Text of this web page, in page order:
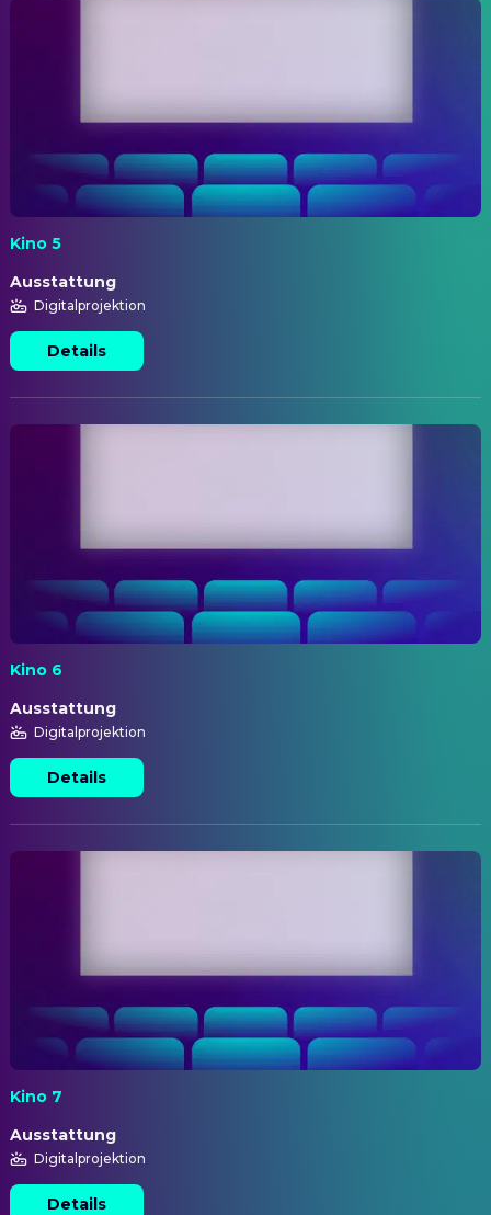
Kino 5
Ausstattung
Digitalprojektion
Details
Kino 6
Ausstattung
Digitalprojektion
Details
Kino 7
Ausstattung
Digitalprojektion
Details